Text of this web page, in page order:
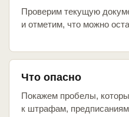
Проверим текущую
и отметим, что можно
Что опасно
Покажем пробелы,
к штрафам,